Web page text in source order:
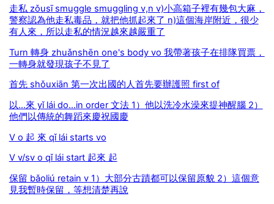
走私 zǒusī smuggle smuggling v,n v)小高箱子裡有幾包大麻，
警察認為他走私毒品，就把他抓起來了 n)這個海岸附近，很少
有人來，所以走私的情況越來越嚴重了
Turn 轉身 zhuǎnshēn one's body vo 我帶著孩子在排隊買票，
一轉身就發現孩子不見了
首先 shǒuxiān 第一次出國的人首先要辦護照 first of
以...來 yǐ lái do...in order 文法 1）他以洗冷水澡來提神醒腦 2）
他們以傳統的舞蹈來慶祝國慶
V o 起 來 qǐ lái starts vo
V v/sv o qǐ lái start 起來 起
保留 bǎoliú retain v 1）大部分古蹟都可以保留原貌 2）這個意
見我暫時保留，等想清楚再說